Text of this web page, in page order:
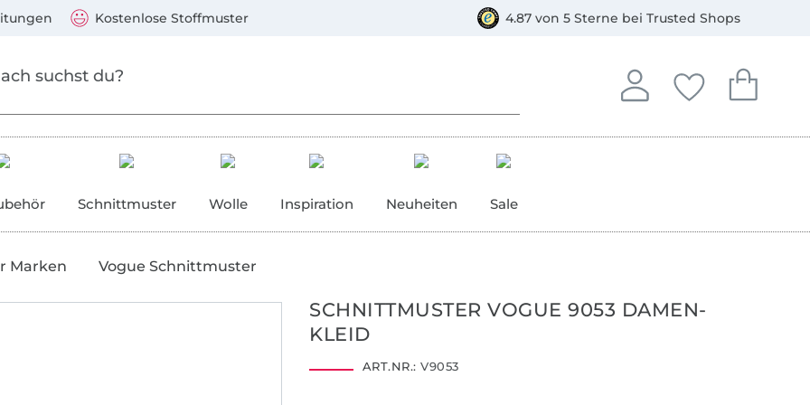
Kostenlose Stoffmuster 4.87 von 5 Sterne bei Trusted Shops
Anmelden
In deinem Konto
Deine
Du hast keine
Dein
Du hast
Schnittmuster Wolle Inspiration Neuheiten Sale
Marken Vogue Schnittmuster
SCHNITTMUSTER VOGUE 9053 DAMEN-
KLEID
ART.NR.: V9053
Mastercard, PayPal, Giropay, Kauf auf Rechnung, Vorkasse